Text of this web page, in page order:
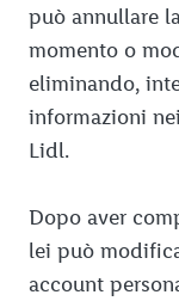
può annullare
momento o
eliminando,
informazioni
Lidl.
Dopo aver
lei può
account